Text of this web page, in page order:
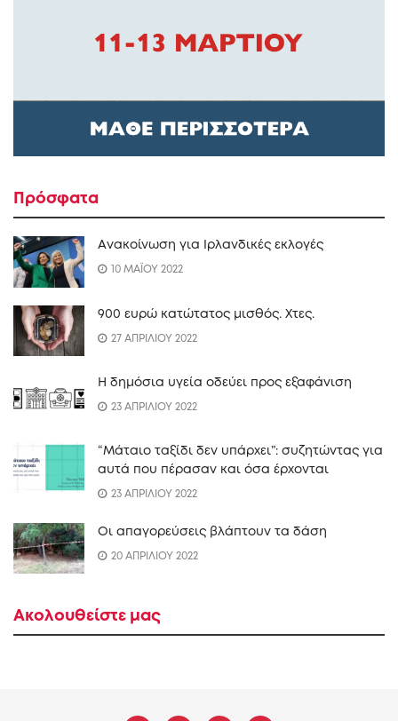
Πρόσφατα
Ανακοίνωση για Ιρλανδικές εκλογές
10 ΜΑΪΟΥ 2022
900 ευρώ κατώτατος μισθός. Xτες.
27 ΑΠΡΙΛΙΟΥ 2022
Η δημόσια υγεία οδεύει προς εξαφάνιση
23 ΑΠΡΙΛΙΟΥ 2022
“Mάταιο ταξίδι δεν υπάρχει”: συζητώντας για
αυτά που πέρασαν και όσα έρχονται
23 ΑΠΡΙΛΙΟΥ 2022
Οι απαγορεύσεις βλάπτουν τα δάση
20 ΑΠΡΙΛΙΟΥ 2022
Ακολουθείστε μας